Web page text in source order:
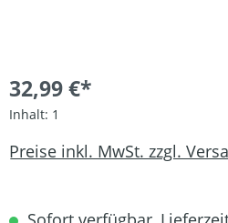
32,99 €*
Inhalt: 1
Preise inkl. MwSt. zzgl.